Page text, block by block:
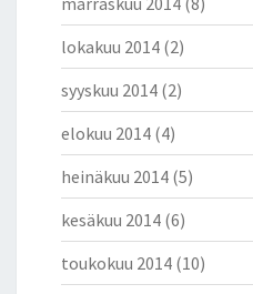
lokakuu 2014 (2)
syyskuu 2014 (2)
elokuu 2014 (4)
heinäkuu 2014 (5)
kesäkuu 2014 (6)
toukokuu 2014 (10)